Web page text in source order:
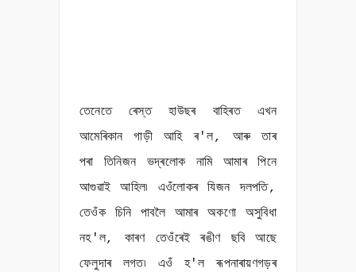
তেনেতে ৰেস্ত হাউছৰ বাহিৰত এখন
আমেৰিকান গাড়ী আহি ৰ'ল, আৰু তাৰ
পৰা তিনিজন ভদ্ৰলোক নামি আমাৰ পিনে
আগুৱাই আহিল৷ এওঁলোকৰ যিজন দলপতি,
তেওঁক চিনি পাবলৈ আমাৰ অকণো অসুবিধা
নহ'ল, কাৰণ তেওঁৰেই ৰঙীণ ছবি আছে
ফেলুদাৰ লগত৷ এওঁ হ'ল ৰূপনাৰায়ণগড়ৰ